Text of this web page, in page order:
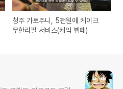
청주 가토주니, 5천원에 케이크
무한리필 서비스(케익 뷔페)